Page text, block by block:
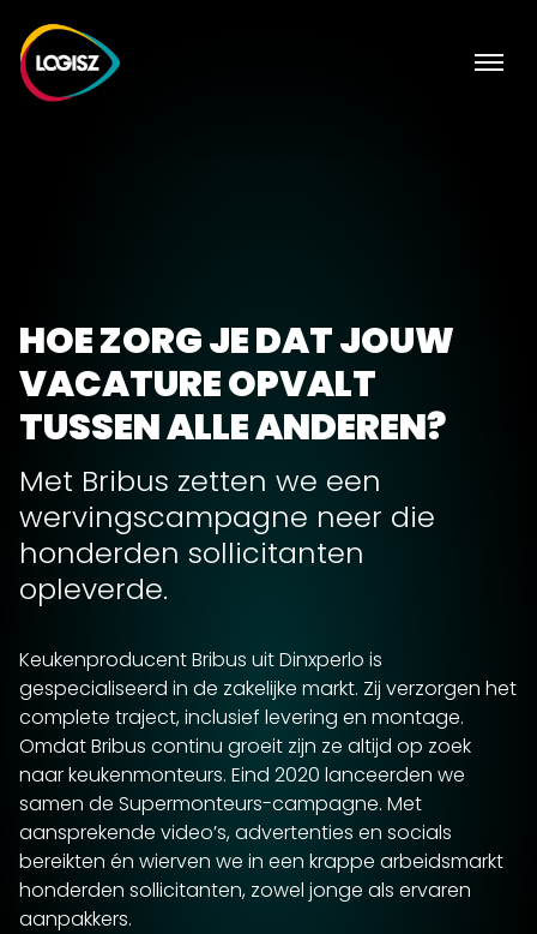
HOE ZORG JE DAT JOUW
VACATURE OPVALT
TUSSEN ALLE ANDEREN?
Met Bribus zetten we een
wervingscampagne neer die
honderden sollicitanten
opleverde.
Keukenproducent Bribus uit Dinxperlo is
gespecialiseerd in de zakelijke markt. Zij verzorgen het
complete traject, inclusief levering en montage.
Omdat Bribus continu groeit zijn ze altijd op zoek
naar keukenmonteurs. Eind 2020 lanceerden we
samen de Supermonteurs-campagne. Met
aansprekende video’s, advertenties en socials
bereikten én wierven we in een krappe arbeidsmarkt
honderden sollicitanten, zowel jonge als ervaren
aanpakkers.